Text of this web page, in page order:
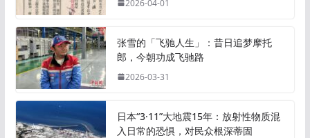
2026-04-01
张雪的「飞驰人生」：昔日追梦摩托
郎，今朝功成飞驰路
2026-03-31
日本“3·11”大地震15年：放射性物质混
入日常的恐惧，对民众根深蒂固